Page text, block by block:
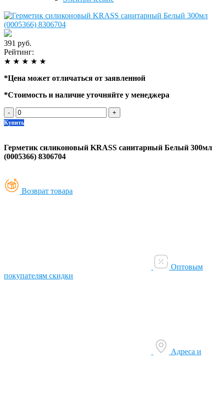
391 руб.
Рейтинг:
★ ★ ★ ★ ★
*Цена может отличаться от заявленной
*Стоимость и наличие уточняйте у менеджера
- +
Купить
Герметик силиконовый KRASS санитарный Белый 300мл
(0005366) 8306704
Возврат товара
Оптовым
покупателям скидки
Адреса и